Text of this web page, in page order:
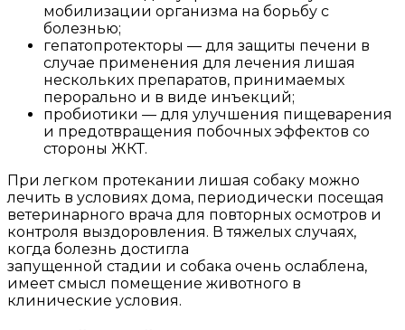
мобилизации организма на борьбу с
болезнью;
гепатопротекторы — для защиты печени в
случае применения для лечения лишая
нескольких препаратов, принимаемых
перорально и в виде инъекций;
пробиотики — для улучшения пищеварения
и предотвращения побочных эффектов со
стороны ЖКТ.
При легком протекании лишая собаку можно
лечить в условиях дома, периодически посещая
ветеринарного врача для повторных осмотров и
контроля выздоровления. В тяжелых случаях,
когда болезнь достигла
запущенной стадии и собака очень ослаблена,
имеет смысл помещение животного в
клинические условия.